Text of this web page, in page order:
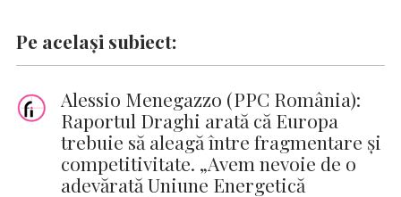
Pe același subiect:
Alessio Menegazzo (PPC România):
Raportul Draghi arată că Europa
trebuie să aleagă între fragmentare și
competitivitate. „Avem nevoie de o
adevărată Uniune Energetică